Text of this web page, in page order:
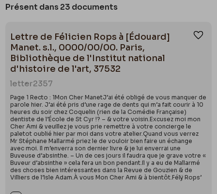
Présent dans 23 documents
Lettre de Félicien Rops à [Édouard]
Manet. s.l., 0000/00/00. Paris,
Bibliothèque de l'Institut national
d'histoire de l'art, 37532
letter2357
Page 1 Recto : 1Mon Cher ManetJ’ai été obligé de vous manquer de
parole hier. J’ai été pris d’une rage de dents qui m’a fait courir à 10
heures du soir chez Coquelin (rien de la Comédie Française)
dentiste de l’École de St Cyr !? – & votre voisin.Excusez moi mon
Cher Ami & veuillez je vous prie remettre à votre concierge le
paletot oublié hier par moi dans votre atelier.Quand vous verrez
Mr Stéphane Mallarmé priez le de vouloir bien faire un échange
avec moi. Il m’enverra son dernier livre & je lui enverrai une
Buveuse d’absinthe. – Un de ces jours il faudra que je grave votre «
Buveur d’absinthe » cela fera un bon pendant.Il y a eu de Mallarmé
des choses bien intéressantes dans la Revue de Gouzien & de
Villiers de l’Isle Adam.À vous Mon Cher Ami & à bientôt.Félÿ Rops’